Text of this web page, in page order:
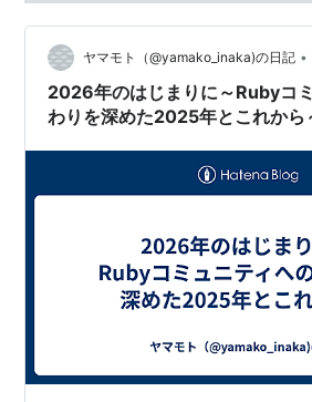
ヤマモト（@yamako_inaka)の日記 •
2026年のはじまりに～Rubyコ
わりを深めた2025年とこれから